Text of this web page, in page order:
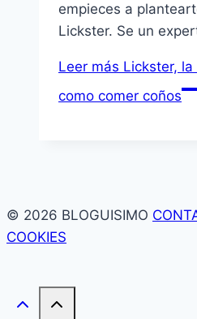
empieces a
Lickster. Se un
Leer más Lickster,
como comer coños
© 2026 BLOGUISIMO
COOKIES